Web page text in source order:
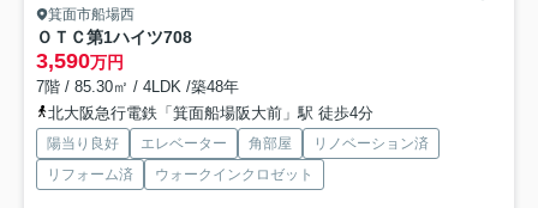
箕面市船場西
ＯＴＣ第1ハイツ708
3,590万円
7階 / 85.30㎡ / 4LDK /築48年
北大阪急行電鉄「箕面船場阪大前」駅 徒歩4分
陽当り良好 エレベーター 角部屋
リノベーション済
リフォーム済
ウォークインクロゼット